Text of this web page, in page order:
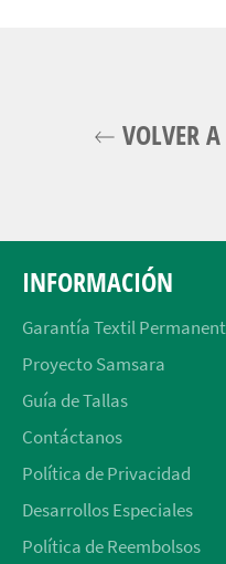
VOLVER
INFORMACIÓN
Garantía Textil
Proyecto Samsara
Guía de Tallas
Contáctanos
Política de Privacidad
Desarrollos Especiales
Política de Reembolsos